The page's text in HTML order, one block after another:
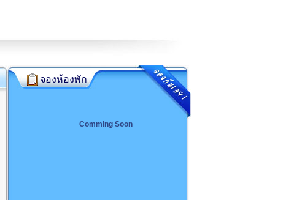
จองห้องพัก
Comming Soon